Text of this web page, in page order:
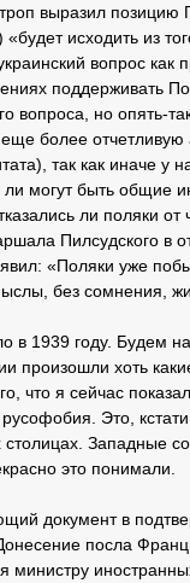
выразил позицию
исходить из
вопрос как
поддерживать
вопроса, но опять-
более отчетливую
так как иначе у
могут быть общие
ли поляки от
Пилсудского в
«Поляки уже
без сомнения,
в 1939 году. Будем
произошли хоть
что я сейчас
русофобия. Это,
столицах. Западные
это понимали.
документ в
посла
министру